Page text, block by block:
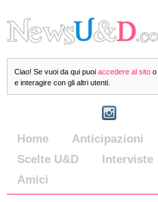
Ciao! Se vuoi da qui puoi accedere al sito o
e interagire con gli altri utenti.
Home Anticipazioni
Scelte U&D
Interviste
Amici